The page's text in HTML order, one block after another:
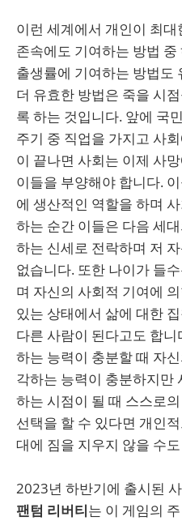
이런 세계에서 개인이 최
존속에도 기여하는 방법
출생률에 기여하는 방법도
더 유효한 방법은 죽을 시
록 하는 것입니다. 앞에 국
주기 중 직업을 가지고 사
이 끝나면 사회는 이제 사
이들을 부양해야 합니다.
에 생산적인 역할을 하며
하는 순간 이들은 다음 세
하는 신세로 전락하며 저
없습니다. 또한 나이가 들
며 자신의 사회적 기여에
있는 상태에서 삶에 대한
다른 사람이 된다고도 합
하는 능력이 충분할 때 자
각하는 능력이 충분하지만
하는 시점이 될 때 스스로
선택을 할 수 있다면 개인
대에 짐을 지우지 않을 수
2023년 하반기에 출시된
팬텀 리버티는 이 게임의